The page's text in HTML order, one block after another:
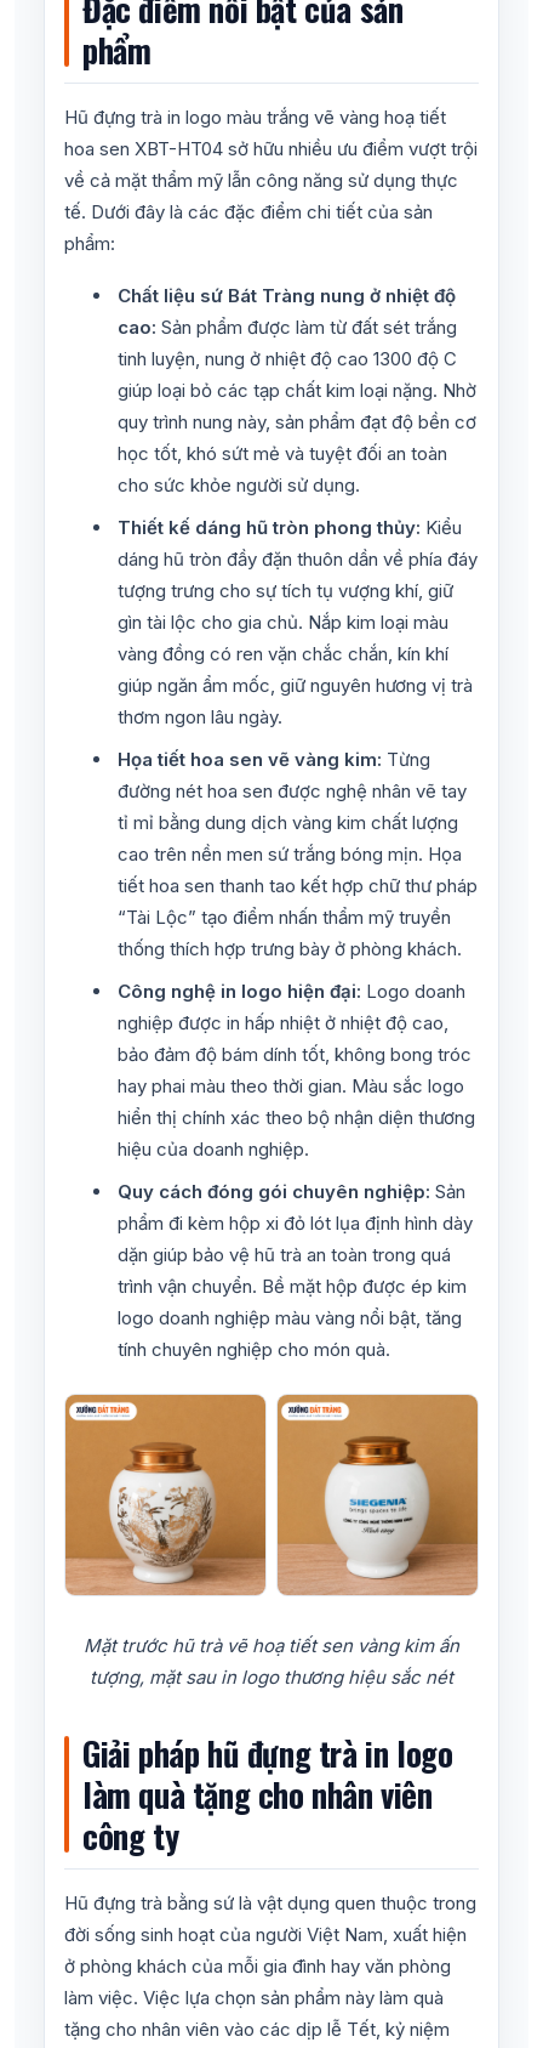
phẩm
Hũ đựng trà in logo màu trắng vẽ vàng hoạ tiết
hoa sen XBT-HT04 sở hữu nhiều ưu điểm vượt trội
về cả mặt thẩm mỹ lẫn công năng sử dụng thực
tế. Dưới đây là các đặc điểm chi tiết của sản
phẩm:
Chất liệu sứ Bát Tràng nung ở nhiệt độ
cao: Sản phẩm được làm từ đất sét trắng
tinh luyện, nung ở nhiệt độ cao 1300 độ C
giúp loại bỏ các tạp chất kim loại nặng. Nhờ
quy trình nung này, sản phẩm đạt độ bền cơ
học tốt, khó sứt mẻ và tuyệt đối an toàn
cho sức khỏe người sử dụng.
Thiết kế dáng hũ tròn phong thủy: Kiểu
dáng hũ tròn đầy đặn thuôn dần về phía đáy
tượng trưng cho sự tích tụ vượng khí, giữ
gìn tài lộc cho gia chủ. Nắp kim loại màu
vàng đồng có ren vặn chắc chắn, kín khí
giúp ngăn ẩm mốc, giữ nguyên hương vị trà
thơm ngon lâu ngày.
Họa tiết hoa sen vẽ vàng kim: Từng
đường nét hoa sen được nghệ nhân vẽ tay
tỉ mỉ bằng dung dịch vàng kim chất lượng
cao trên nền men sứ trắng bóng mịn. Họa
tiết hoa sen thanh tao kết hợp chữ thư pháp
“Tài Lộc” tạo điểm nhấn thẩm mỹ truyền
thống thích hợp trưng bày ở phòng khách.
Công nghệ in logo hiện đại: Logo doanh
nghiệp được in hấp nhiệt ở nhiệt độ cao,
bảo đảm độ bám dính tốt, không bong tróc
hay phai màu theo thời gian. Màu sắc logo
hiển thị chính xác theo bộ nhận diện thương
hiệu của doanh nghiệp.
Quy cách đóng gói chuyên nghiệp: Sản
phẩm đi kèm hộp xi đỏ lót lụa định hình dày
dặn giúp bảo vệ hũ trà an toàn trong quá
trình vận chuyển. Bề mặt hộp được ép kim
logo doanh nghiệp màu vàng nổi bật, tăng
tính chuyên nghiệp cho món quà.
Mặt trước hũ trà vẽ hoạ tiết sen vàng kim ấn
tượng, mặt sau in logo thương hiệu sắc nét
Giải pháp hũ đựng trà in logo
làm quà tặng cho nhân viên
công ty
Hũ đựng trà bằng sứ là vật dụng quen thuộc trong
đời sống sinh hoạt của người Việt Nam, xuất hiện
ở phòng khách của mỗi gia đình hay văn phòng
làm việc. Việc lựa chọn sản phẩm này làm quà
tặng cho nhân viên vào các dịp lễ Tết, kỷ niệm